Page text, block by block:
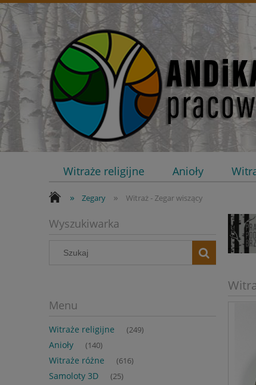
Witraże religijne Anioły
Kontakt
» Zegary » Witraż - Zegar wiszący
Wyszukiwarka
Menu
Witraże religijne (249)
Anioły (140)
Witraże różne (616)
Samoloty 3D (25)